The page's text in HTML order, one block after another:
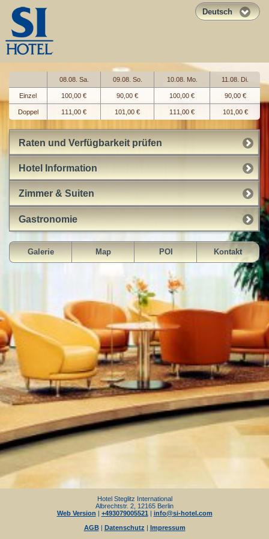
Deutsch
08.08. Sa. 09.08. So. 10.08. Mo. 11.08. Di.
Einzel 100,00 € 90,00 € 100,00 € 90,00 €
Doppel 111,00 € 101,00 € 111,00 € 101,00 €
Raten und Verfügbarkeit prüfen
Hotel Information
Zimmer & Suiten
Gastronomie
Galerie Map POI Kontakt
Hotel Steglitz International
Albrechtstr. 2, 12165 Berlin
Web Version | +493079005521 | info@si-hotel.com
AGB| Datenschutz | Impressum